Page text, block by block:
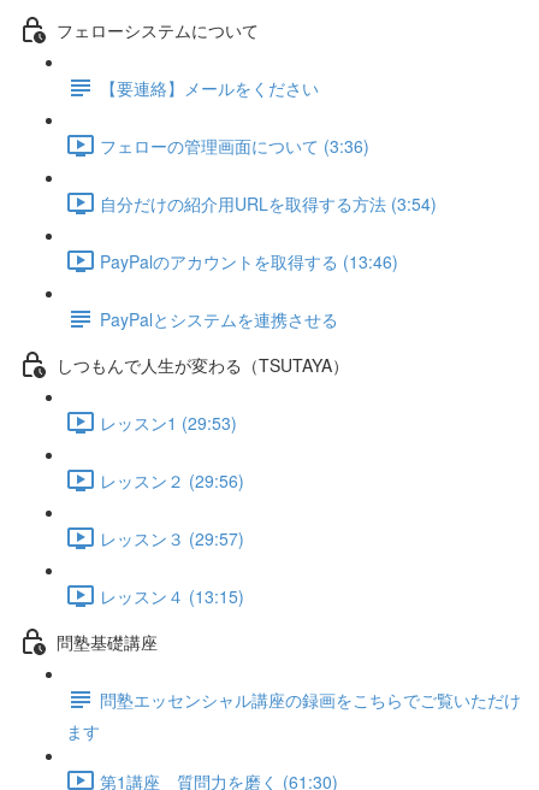
フェローシステムについて
【要連絡】メールをください
フェローの管理画面について (3:36)
自分だけの紹介用URLを取得する方法 (3:54)
PayPalのアカウントを取得する (13:46)
PayPalとシステムを連携させる
しつもんで人生が変わる（TSUTAYA）
レッスン1 (29:53)
レッスン２ (29:56)
レッスン３ (29:57)
レッスン４ (13:15)
問塾基礎講座
問塾エッセンシャル講座の録画をこちらでご覧いただけ
ます
第1講座 質問力を磨く (61:30)